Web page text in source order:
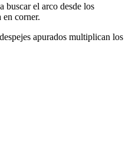
buscar el arco desde los
en corner.
apurados multiplican los